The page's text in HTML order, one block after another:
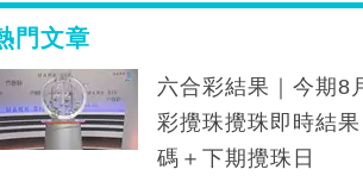
門文章
六合彩結果｜今期8
彩攪珠攪珠即時結
碼＋下期攪珠日